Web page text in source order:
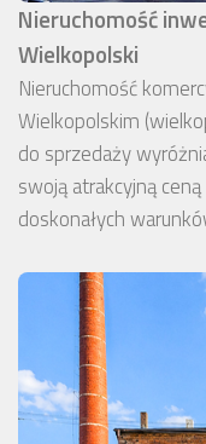
Nieruchomość
Wielkopolski
Nieruchomość
Wielkopolskim
do sprzedaży
swoją atrakcyjną
doskonałych